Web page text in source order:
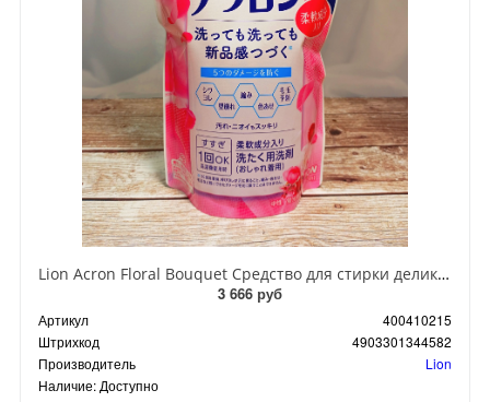
Lion Acron Floral Bouquet Средство для стирки деликатных тканей с цветочным ароматом 850 мл в мягкой упаковке
3 666 руб
Артикул
400410215
Штрихкод
4903301344582
Производитель
Lion
Наличие: Доступно